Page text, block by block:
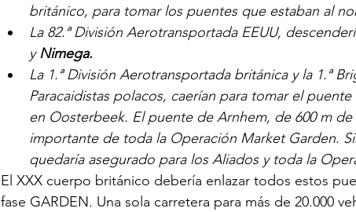
británico, para tomar los puentes que estaban al
La 82.ª División Aerotransportada EEUU,
y Nimega.
La 1.ª División Aerotransportada británica y la 1.ª
Paracaidistas polacos, caerían para tomar el
en Oosterbeek. El puente de Arnhem, de 600 m
importante de toda la Operación Market Garden.
quedaría asegurado para los Aliados y toda la
El XXX cuerpo británico debería enlazar todos estos
fase GARDEN. Una sola carretera para más de 20.000